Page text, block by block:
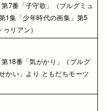
7番「子守歌」（ブルグミュ
1集「少年時代の画集」第5
リアン）
18番「気がかり」（ブルグ
かい」より ともだちモーツ